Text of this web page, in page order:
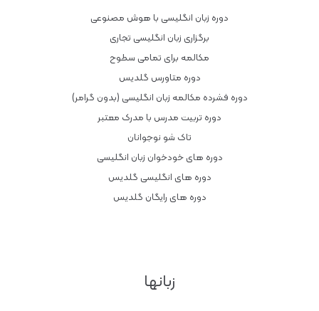
دوره زبان انگلیسی با هوش مصنوعی
برگزاری زبان انگلیسی تجاری
مکالمه برای تمامی سطوح
دوره متاورس گلدیس
دوره فشرده مکالمه زبان انگلیسی (بدون گرامر)
دوره تربیت مدرس با مدرک معتبر
تاک شو نوجوانان
دوره های خودخوان زبان انگلیسی
دوره های انگلیسی گلدیس
دوره های رایگان گلدیس
زبانها